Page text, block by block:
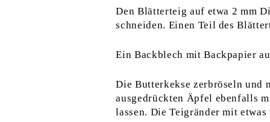
Den Blätterteig auf etwa 2 mm
schneiden. Einen Teil des
Ein Backblech mit Backpapier
Die Butterkekse zerbröseln und
ausgedrückten Äpfel ebenfalls
lassen. Die Teigränder mit